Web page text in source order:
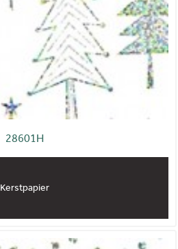
28601H
Kerstpapier